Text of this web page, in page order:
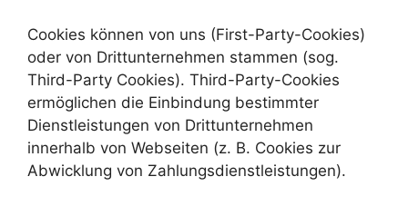
Cookies können von uns (First-Party-Cookies)
oder von Drittunternehmen stammen (sog.
Third-Party Cookies). Third-Party-Cookies
ermöglichen die Einbindung bestimmter
Dienstleistungen von Drittunternehmen
innerhalb von Webseiten (z. B. Cookies zur
Abwicklung von Zahlungsdienstleistungen).